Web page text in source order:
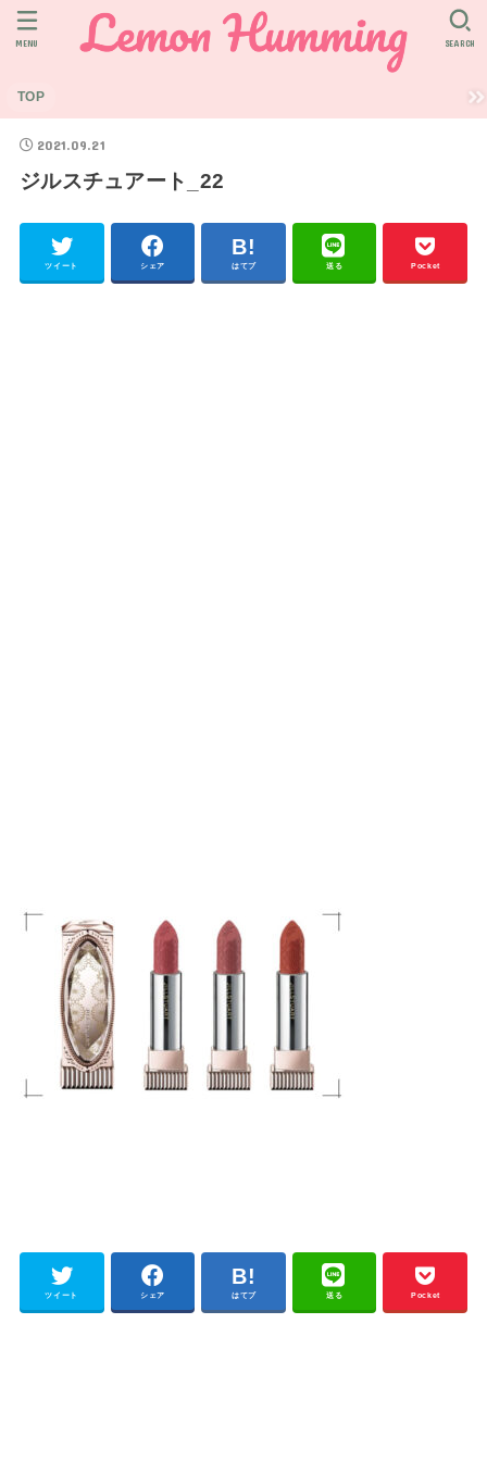
TOP
SEARCH
MENU
2021.09.21
ジルスチュアート_22
ツイート シェア はてブ 送る Pocket
ツイート シェア はてブ 送る Pocket